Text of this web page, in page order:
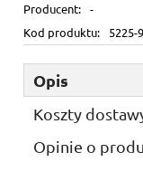
Producent: -
Kod produktu:
5225-
Opis
Koszty
Cena nie zawiera
Opinie o